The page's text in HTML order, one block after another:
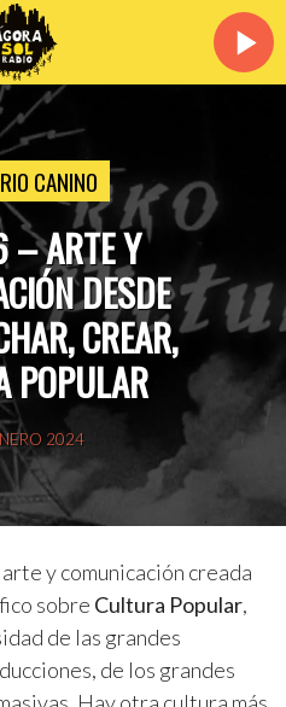
CANINO
ARTE Y
DESDE
CREAR,
POPULAR
2024
y comunicación creada
sobre Cultura Popular,
de las grandes
de los grandes